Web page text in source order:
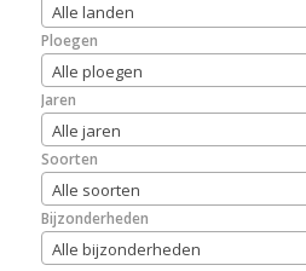
Alle landen
Ploegen
Alle ploegen
Jaren
Alle jaren
Soorten
Alle soorten
Bijzonderheden
Alle bijzonderheden